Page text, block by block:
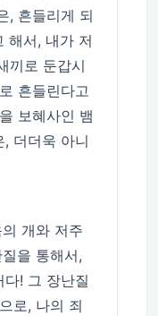
, 흔들리게 되
해서, 내가 저
끼로 둔갑시
흔들린다고
보혜사인 뱀
더더욱 아니
개와 저주
을 통해서,
! 그 장난질
로, 나의 죄